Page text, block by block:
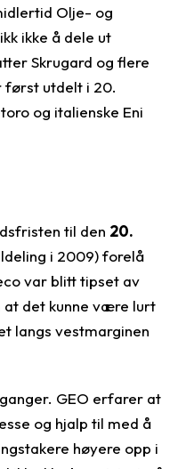
Olje- og
ikke å dele ut
Skrugard og flere
først utdelt i 20.
og italienske Eni
til den 20.
i 2009) forelå
var blitt tipset av
at det kunne være lurt
langs vestmarginen
GEO erfarer at
og hjalp til med å
høyere opp i